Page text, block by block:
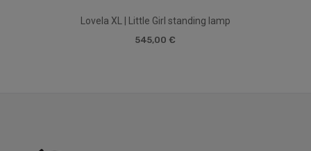
Lovela XL | Little Girl standing lamp
545,00 €